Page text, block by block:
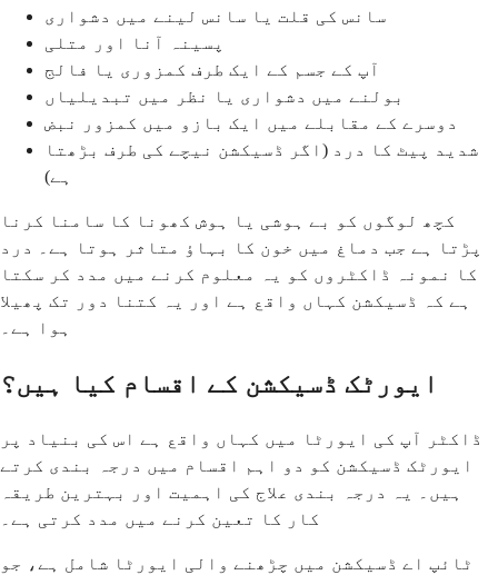
سانس کی قلت یا سانس لینے میں دشواری
پسینہ آنا اور متلی
آپ کے جسم کے ایک طرف کمزوری یا فالج
بولنے میں دشواری یا نظر میں تبدیلیاں
دوسرے کے مقابلے میں ایک بازو میں کمزور نبض
شدید پیٹ کا درد (اگر ڈسیکشن نیچے کی طرف بڑھتا
ہے)
کچھ لوگوں کو بے ہوشی یا ہوش کھونا کا سامنا کرنا
پڑتا ہے جب دماغ میں خون کا بہاؤ متاثر ہوتا ہے۔ درد
کا نمونہ ڈاکٹروں کو یہ معلوم کرنے میں مدد کر سکتا
ہے کہ ڈسیکشن کہاں واقع ہے اور یہ کتنا دور تک پھیلا
ہوا ہے۔
ایورٹک ڈسیکشن کے اقسام کیا ہیں؟
ڈاکٹر آپ کی ایورٹا میں کہاں واقع ہے اس کی بنیاد پر
ایورٹک ڈسیکشن کو دو اہم اقسام میں درجہ بندی کرتے
ہیں۔ یہ درجہ بندی علاج کی اہمیت اور بہترین طریقہ
کار کا تعین کرنے میں مدد کرتی ہے۔
ٹائپ اے ڈسیکشن میں چڑھنے والی ایورٹا شامل ہے، جو